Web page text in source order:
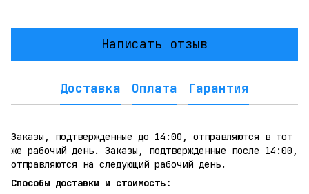
Написать отзыв
Доставка Оплата Гарантия
Заказы, подтвержденные до 14:00, отправляются в тот
же рабочий день. Заказы, подтвержденные после 14:00,
отправляются на следующий рабочий день.
Способы доставки и стоимость: